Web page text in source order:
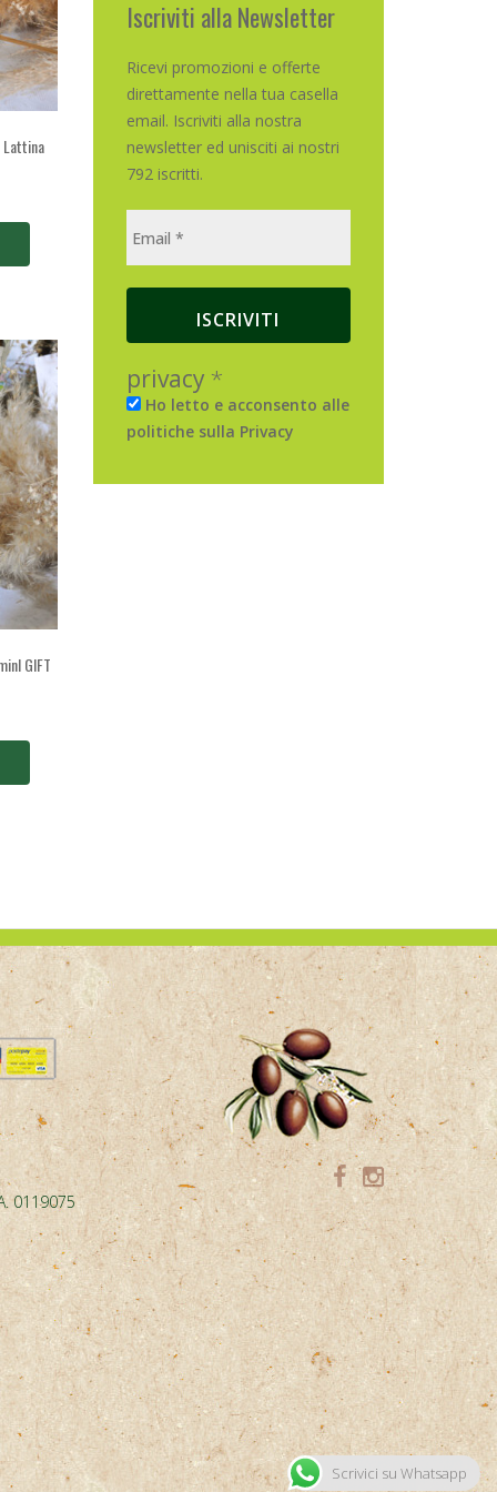
Lattina
GIFT
Iscriviti alla Newsletter
Ricevi promozioni e offerte
direttamente nella tua casella
email. Iscriviti alla nostra
newsletter ed unisciti ai nostri
792 iscritti.
privacy *
Ho letto e acconsento alle
politiche sulla Privacy
0119075
Scrivici su Whatsapp